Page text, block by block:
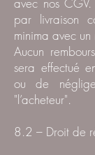
par livraison
minima avec un
Aucun
sera effectué
ou de
"l’acheteur".
8.2 – Droit de